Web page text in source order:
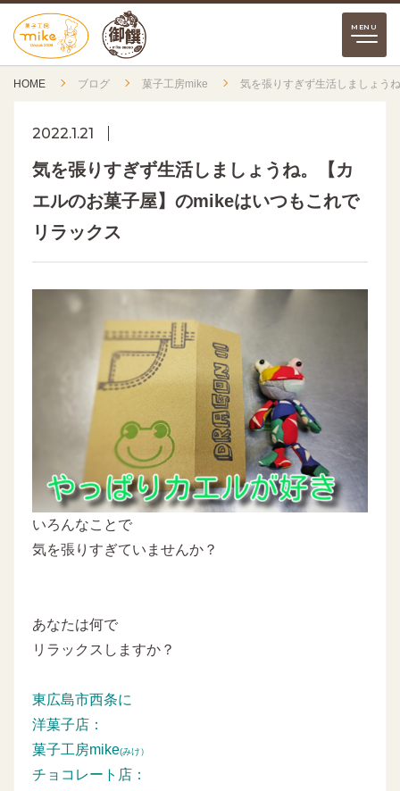
HOME ブログ 菓子工房mike 気を張りすぎず生活しましょう
2022.1.21
気を張りすぎず生活しましょうね。【カ
エルのお菓子屋】のmikeはいつもこれで
リラックス
いろんなことで
気を張りすぎていませんか？
あなたは何で
リラックスしますか？
東広島市西条に
洋菓子店：
菓子工房mike(みけ）
チョコレート店：